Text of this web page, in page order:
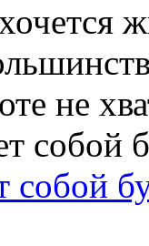
не
собой